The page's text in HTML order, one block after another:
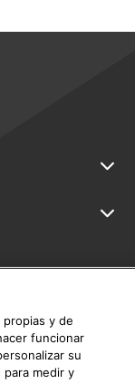
y de
funcionar
su
medir y